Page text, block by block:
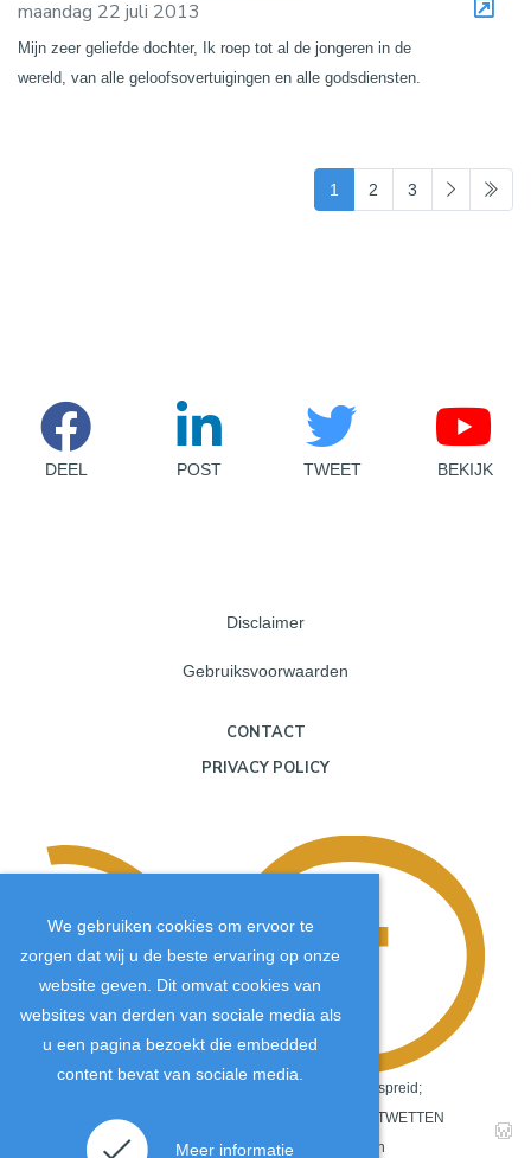
maandag 22 juli 2013
Mijn zeer geliefde dochter, Ik roep tot al de jongeren in de
wereld, van alle geloofsovertuigingen en alle godsdiensten.
1 (current)
2 3
DEEL POST TWEET BEKIJK
Disclaimer
Gebruiksvoorwaarden
CONTACT
PRIVACY POLICY
De JTM-inhoud wordt wereldwijd verspreid;
daarom is het van cruciaal belang dat ALLE COPYRIGHTWETTEN
strikt worden nageleefd. Het niet naleven van auteurs- en
We gebruiken cookies om ervoor te
zorgen dat wij u de beste ervaring op onze
website geven. Dit omvat cookies van
websites van derden van sociale media als
u een pagina bezoekt die embedded
content bevat van sociale media.
Meer informatie